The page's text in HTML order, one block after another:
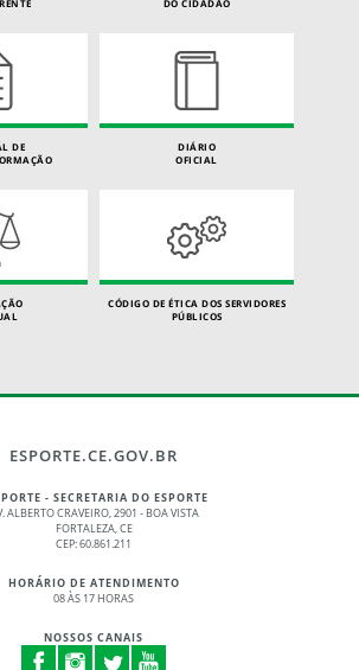
DO CIDADÃO
DE
DIÁRIO
OFICIAL
CÓDIGO DE ÉTICA DOS SERVIDORES
PÚBLICOS
ESPORTE.CE.GOV.BR
- SECRETARIA DO ESPORTE
ALBERTO CRAVEIRO, 2901 - BOA VISTA
FORTALEZA, CE
CEP: 60.861.211
HORÁRIO DE ATENDIMENTO
08 ÀS 17 HORAS
NOSSOS CANAIS